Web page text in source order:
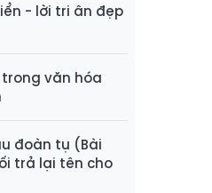
- lời tri ân đẹp
văn hóa
đoàn tụ (Bài
trả lại tên cho